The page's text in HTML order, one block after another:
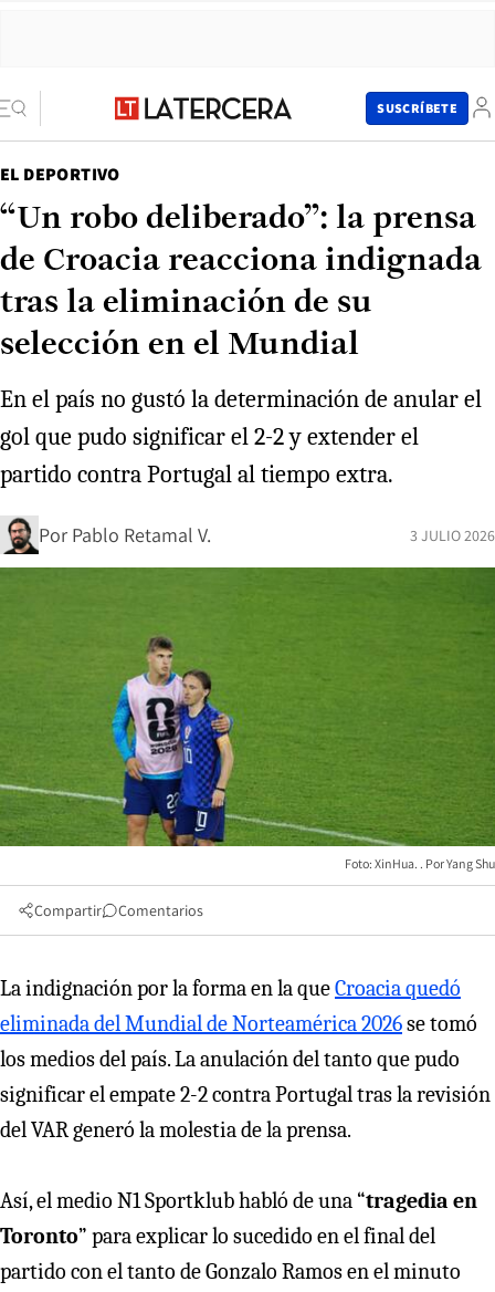
SUSCRÍBETE
EL DEPORTIVO
“Un robo deliberado”: la prensa
de Croacia reacciona indignada
tras la eliminación de su
selección en el Mundial
En el país no gustó la determinación de anular el
gol que pudo significar el 2-2 y extender el
partido contra Portugal al tiempo extra.
Por Pablo Retamal V. 3 JULIO 2026
Foto: XinHua. Yang Shu
Compartir Comentarios
La indignación por la forma en la queCroacia quedó
eliminada del Mundial de Norteamérica 2026se tomó
los medios del país. La anulación del tanto que pudo
significar el empate 2-2 contra Portugal tras la revisión
del VAR generó la molestia de la prensa.
Así, el medio N1 Sportklub habló de una “tragedia en
Toronto” para explicar lo sucedido en el final del
partido con el tanto de Gonzalo Ramos en el minuto